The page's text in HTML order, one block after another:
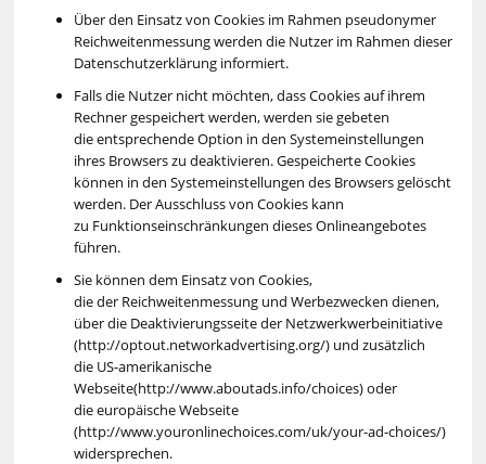
Über den Einsatz von Cookies im Rahmen pseudonymer
Reichweitenmessung werden die Nutzer im Rahmen dieser
Datenschutzerklärung informiert.
Falls die Nutzer nicht möchten, dass Cookies auf ihrem
Rechner gespeichert werden, werden sie gebeten
die entsprechende Option in den Systemeinstellungen
ihres Browsers zu deaktivieren. Gespeicherte Cookies
können in den Systemeinstellungen des Browsers gelöscht
werden. Der Ausschluss von Cookies kann
zu Funktionseinschränkungen dieses Onlineangebotes
führen.
Sie können dem Einsatz von Cookies,
die der Reichweitenmessung und Werbezwecken dienen,
über die Deaktivierungsseite der Netzwerkwerbeinitiative
(http://optout.networkadvertising.org/) und zusätzlich
die US-amerikanische
Webseite(http://www.aboutads.info/choices) oder
die europäische Webseite
(http://www.youronlinechoices.com/uk/your-ad-choices/)
widersprechen.